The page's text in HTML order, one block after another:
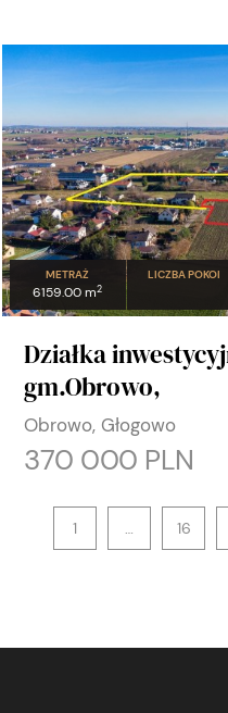
METRAŻ
6159.00 m2
LICZBA POKOI
Działka
gm.Obrowo,
Obrowo, Głogowo
370 000 PLN
1 16